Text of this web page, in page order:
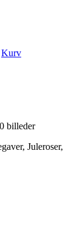
Kurv
billeder
Juleroser,